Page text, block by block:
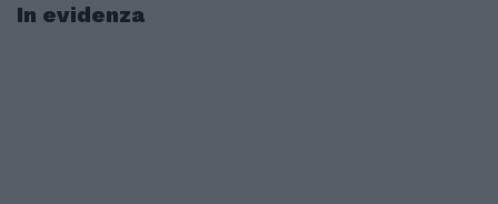
In evidenza